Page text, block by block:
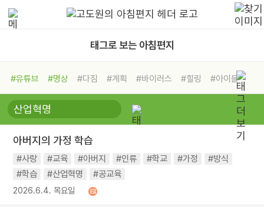
태그로 보는 아침편지
#유튜브 #명상 #다짐 #계획 #바이러스 #힐링
#아이들
#비전캠프
#독서캠프 #삶
#희망
#나눔 #친구 #링컨학교
#독서
#건강 #면역력
아버지의 가정 학습
#사랑 #교육 #아버지 #인류 #학교 #가정
#방식
#학습
#산업혁명 #공교육
2026.6.4. 목요일